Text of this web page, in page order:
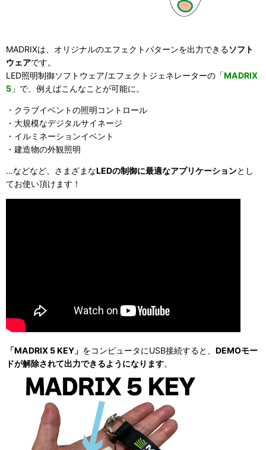
MADRIXは、オリジナルのエフェクトパターンを出力できるソフト
ウェアです。
LED照明制御ソフトウェア/エフェクトジェネレーターの「MADRIX
5 」で、例えばこんなことが可能に。
・クラブイベントの照明コントロール
・大規模なデジタルサイネージ
・イルミネーションイベント
・建造物の外観照明
…などなど、さまざまなLEDの制御に最適なアプリケーションとし
てお使い頂けます！
「MADRIX 5 KEY」 をコンピュータにUSB接続すると、 DEMOモー
ドが解除されて出力できるようになります。